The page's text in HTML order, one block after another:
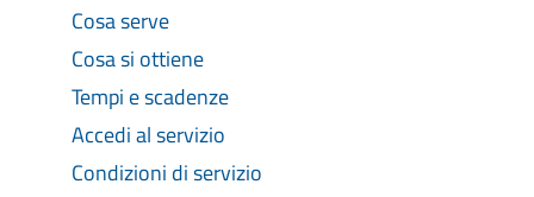
Cosa serve
Cosa si ottiene
Tempi e scadenze
Accedi al servizio
Condizioni di servizio